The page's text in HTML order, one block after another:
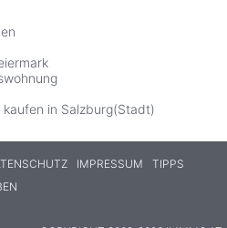
in Salzburg(Stadt)
IMPRESSUM
TIPPS